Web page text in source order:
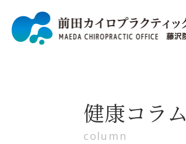
健康コラム
column